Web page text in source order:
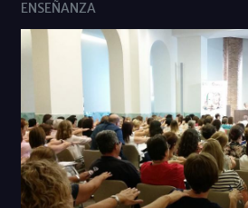
ENSEÑANZA